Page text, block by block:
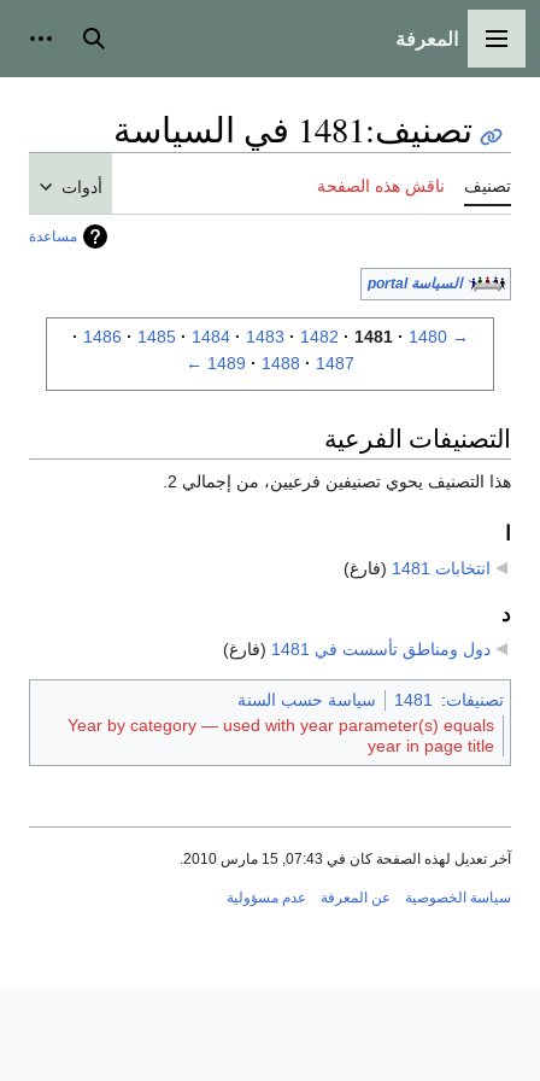
القائمة الرئيسية
المعرفة بحث
تصنيف:1481 في السياسة
تصنيف ناقش هذه الصفحة أدوات
مساعدة
السياسة portal
→
1480
1481
1482
1483
1484
1485
1486
1487
1488
1489
←
التصنيفات الفرعية
هذا التصنيف يحوي تصنيفين فرعيين، من إجمالي 2.
انتخابات 1481 (فارغ)
د
دول ومناطق تأسست في 1481 (فارغ)
تصنيفات:
1481
سياسة حسب السنة
Year by category — used with year parameter(s) equals
year in page title
آخر تعديل لهذه الصفحة كان في 07:43, 15 مارس 2010.
سياسة الخصوصية عن المعرفة عدم مسؤولية